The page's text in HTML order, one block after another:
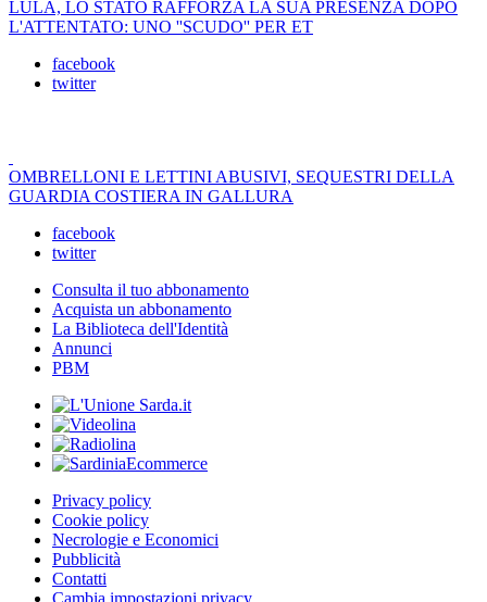
LULA, LO STATO RAFFORZA LA SUA PRESENZA DOPO
L'ATTENTATO: UNO ''SCUDO'' PER ET
facebook
twitter
OMBRELLONI E LETTINI ABUSIVI, SEQUESTRI DELLA
GUARDIA COSTIERA IN GALLURA
facebook
twitter
Consulta il tuo abbonamento
Acquista un abbonamento
La Biblioteca dell'Identità
Annunci
PBM
Privacy policy
Cookie policy
Necrologie e Economici
Pubblicità
Contatti